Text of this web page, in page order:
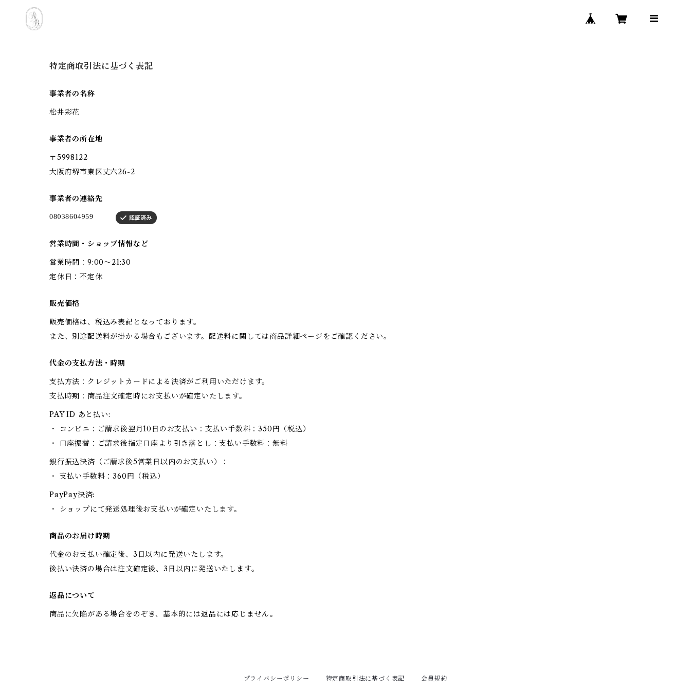
特定商取引法に基づく表記
事業者の名称
松井彩花
事業者の所在地
〒5998122
大阪府堺市東区丈六26-2
事業者の連絡先
営業時間・ショップ情報など
営業時間：9:00〜21:30
定休日：不定休
販売価格
販売価格は、税込み表記となっております。
また、別途配送料が掛かる場合もございます。配送料に関しては商品詳細ページをご確認ください。
代金の支払方法・時期
支払方法：クレジットカードによる決済がご利用いただけます。
支払時期：商品注文確定時にお支払いが確定いたします。
PAY ID あと払い:
・ コンビニ：ご請求後翌月10日のお支払い：支払い手数料：350円（税込）
・ 口座振替：ご請求後指定口座より引き落とし：支払い手数料：無料
銀行振込決済（ご請求後5営業日以内のお支払い）：
・ 支払い手数料：360円（税込）
PayPay決済:
・ ショップにて発送処理後お支払いが確定いたします。
商品のお届け時期
代金のお支払い確定後、3日以内に発送いたします。
後払い決済の場合は注文確定後、3日以内に発送いたします。
返品について
商品に欠陥がある場合をのぞき、基本的には返品には応じません。
プライバシーポリシー 特定商取引法に基づく表記 会員規約